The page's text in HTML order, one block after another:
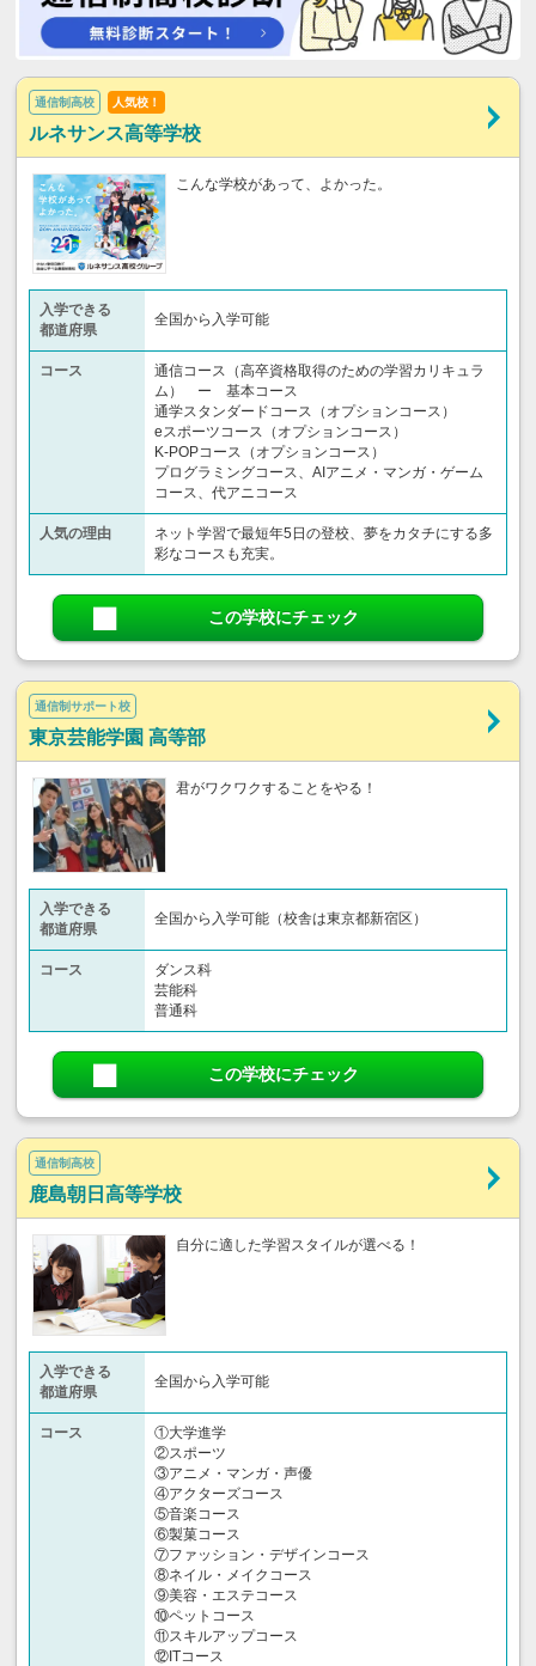
通信制高校 人気校！
ルネサンス高等学校
こんな学校があって、よかった。
入学できる
都道府県
全国から入学可能
コース
通信コース（高卒資格取得のための学習カリキュラ
ム） ー 基本コース
通学スタンダードコース（オプションコース）
eスポーツコース（オプションコース）
K-POPコース（オプションコース）
プログラミングコース、AIアニメ・マンガ・ゲーム
コース、代アニコース
人気の理由
ネット学習で最短年5日の登校、夢をカタチにする多
彩なコースも充実。
この学校にチェック
通信制サポート校
東京芸能学園 高等部
君がワクワクすることをやる！
入学できる
都道府県
全国から入学可能（校舎は東京都新宿区）
コース
ダンス科
芸能科
普通科
この学校にチェック
通信制高校
鹿島朝日高等学校
自分に適した学習スタイルが選べる！
入学できる
都道府県
全国から入学可能
コース
①大学進学
②スポーツ
③アニメ・マンガ・声優
④アクターズコース
⑤音楽コース
⑥製菓コース
⑦ファッション・デザインコース
⑧ネイル・メイクコース
⑨美容・エステコース
⑩ペットコース
⑪スキルアップコース
⑫ITコース